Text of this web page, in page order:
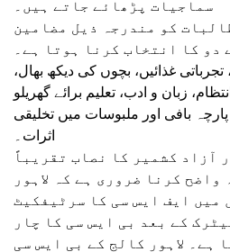
سماجیات پڑھائے جاتے ہیں۔
کو مندرجہ ذیل مضامین
دو کا انتخاب کرنا ہوتا ہے۔
غذائیں، بچوں کی دیکھ بھال،
زبان و ادب، تعلیم برائے گھریلو
پارچہ بافی اور ملبوسات میں تخلیقی
اثرات۔
آزاد کشمیر کا نصاب تقریباً
واضح کرنا ضروری ہے کہ لاہور
میں ایف ایس سی کا سرٹیفکیٹ
کے بعد بی ایس سی کا چار
ہے۔ لاہور کالج کے بی ایس سی